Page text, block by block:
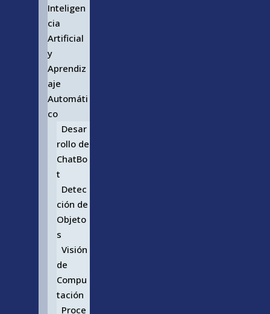
Inteligen
cia
Artificial
y
Aprendiz
aje
Automáti
co
Desar
rollo de
ChatBo
t
Detec
ción de
Objeto
s
Visión
de
Compu
tación
Proce